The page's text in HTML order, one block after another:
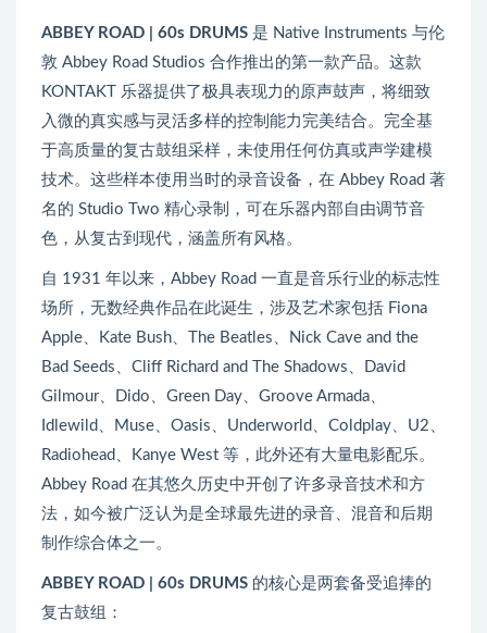
ABBEY ROAD | 60s DRUMS 是 Native Instruments 与伦
敦 Abbey Road Studios 合作推出的第一款产品。这款
KONTAKT 乐器提供了极具表现力的原声鼓声，将细致
入微的真实感与灵活多样的控制能力完美结合。完全基
于高质量的复古鼓组采样，未使用任何仿真或声学建模
技术。这些样本使用当时的录音设备，在 Abbey Road 著
名的 Studio Two 精心录制，可在乐器内部自由调节音
色，从复古到现代，涵盖所有风格。
自 1931 年以来，Abbey Road 一直是音乐行业的标志性
场所，无数经典作品在此诞生，涉及艺术家包括 Fiona
Apple、Kate Bush、The Beatles、Nick Cave and the
Bad Seeds、Cliff Richard and The Shadows、David
Gilmour、Dido、Green Day、Groove Armada、
Idlewild、Muse、Oasis、Underworld、Coldplay、U2、
Radiohead、Kanye West 等，此外还有大量电影配乐。
Abbey Road 在其悠久历史中开创了许多录音技术和方
法，如今被广泛认为是全球最先进的录音、混音和后期
制作综合体之一。
ABBEY ROAD | 60s DRUMS 的核心是两套备受追捧的
复古鼓组：